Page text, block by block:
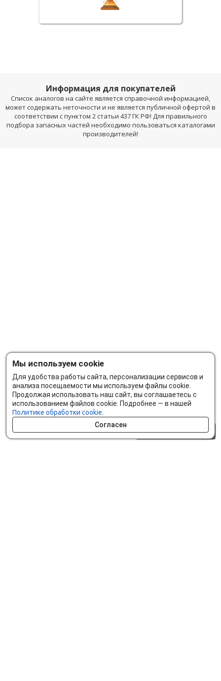
Информация для покупателей
Список аналогов на сайте является справочной информацией,
может содержать неточности и не является публичной офертой в
соответствии с пунктом 2 статьи 437 ГК РФ! Для правильного
подбора запасных частей необходимо пользоваться каталогами
производителей!
Мы используем cookie
Для удобства работы сайта, персонализации сервисов и
анализа посещаемости мы используем файлы cookie.
Продолжая использовать наш сайт, вы соглашаетесь с
использованием файлов cookie. Подробнее — в нашей
Политике обработки cookie.
Согласен